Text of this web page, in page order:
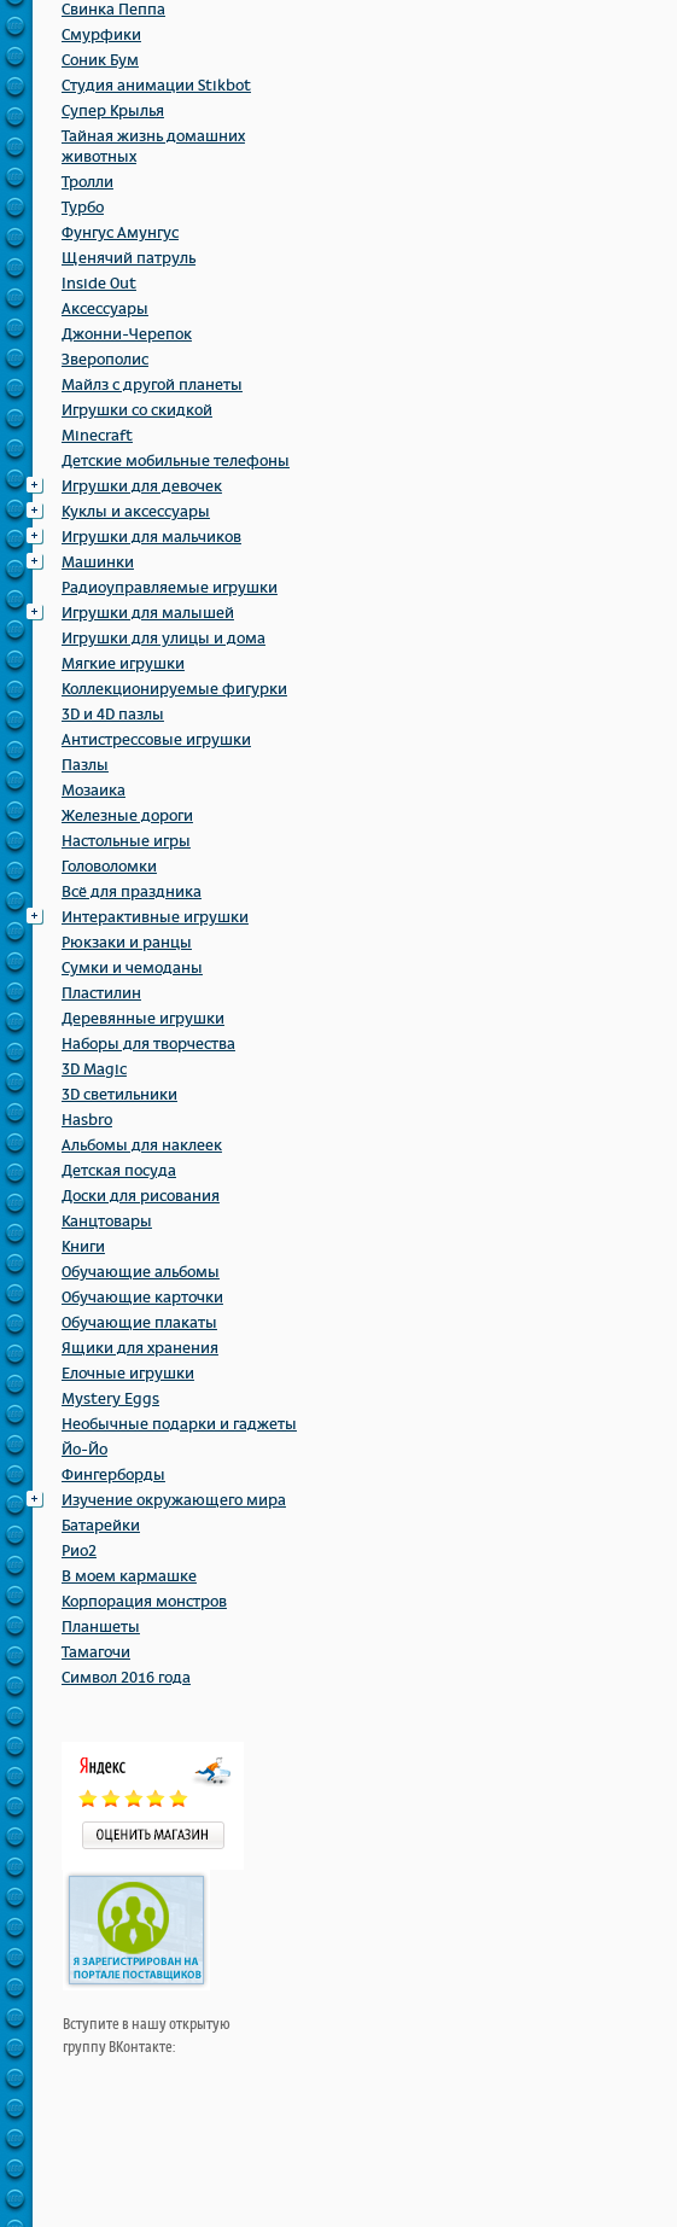
Свинка Пеппа
Смурфики
Соник Бум
Студия анимации Stikbot
Супер Крылья
Тайная жизнь домашних
животных
Тролли
Турбо
Фунгус Амунгус
Щенячий патруль
Inside Out
Аксессуары
Джонни-Черепок
Зверополис
Майлз с другой планеты
Игрушки со скидкой
Minecraft
Детские мобильные телефоны
Игрушки для девочек
Куклы и аксессуары
Игрушки для мальчиков
Машинки
Радиоуправляемые игрушки
Игрушки для малышей
Игрушки для улицы и дома
Мягкие игрушки
Коллекционируемые фигурки
3D и 4D пазлы
Антистрессовые игрушки
Пазлы
Мозаика
Железные дороги
Настольные игры
Головоломки
Всё для праздника
Интерактивные игрушки
Рюкзаки и ранцы
Сумки и чемоданы
Пластилин
Деревянные игрушки
Наборы для творчества
3D Magic
3D светильники
Hasbro
Альбомы для наклеек
Детская посуда
Доски для рисования
Канцтовары
Книги
Обучающие альбомы
Обучающие карточки
Обучающие плакаты
Ящики для хранения
Елочные игрушки
Mystery Eggs
Необычные подарки и гаджеты
Йо-Йо
Фингерборды
Изучение окружающего мира
Батарейки
Рио2
В моем кармашке
Корпорация монстров
Планшеты
Тамагочи
Символ 2016 года
Вступите в нашу открытую
группу ВКонтакте: